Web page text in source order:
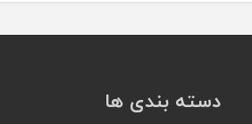
دسته بندی ها